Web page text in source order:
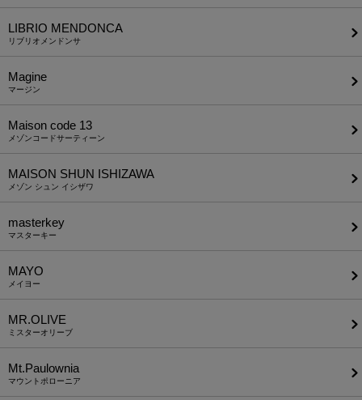
LIBRIO MENDONCA
リブリオメンドンサ
Magine
マージン
Maison code 13
メゾンコードサーティーン
MAISON SHUN ISHIZAWA
メゾン シュン イシザワ
masterkey
マスターキー
MAYO
メイヨー
MR.OLIVE
ミスターオリーブ
Mt.Paulownia
マウントポローニア